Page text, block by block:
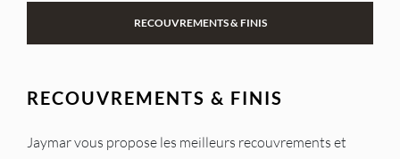
RECOUVREMENTS & FINIS
RECOUVREMENTS & FINIS
Jaymar vous propose les meilleurs recouvrements et